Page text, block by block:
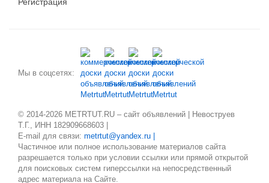
Мы в соцсетях:
© 2014-2026 METRTUT.RU – сайт объявлений | Невоструев
Т.Г., ИНН 182909668603 |
E-mail для связи: metrtut@yandex.ru |
Частичное или полное использование материалов сайта
разрешается только при условии ссылки или прямой открытой
для поисковых систем гиперссылки на непосредственный
адрес материала на Сайте.